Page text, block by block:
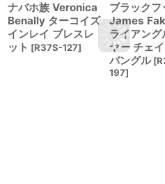
ナバホ族 Veronica
Benally ターコイズ
インレイ ブレスレ
ット [R37S-127]
ブラックフ
James
ライアング
ヤー チェ
バングル [
197]